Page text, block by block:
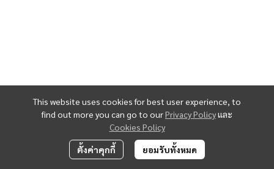
This website uses cookies for best user experience, to
find out more you can go to ourPrivacy Policyและ
Cookies Policy
ตั้งค่าคุกกี้ ยอมรับทั้งหมด